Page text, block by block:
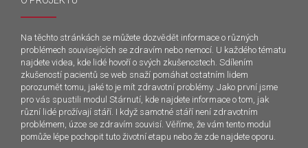
Na těchto stránkách se můžete dozvědět informace o různých
problémech souvisejících se zdravím nebo nemocí. U každého tématu
najdete videa, kde lidé hovoří o svých zkušenostech. Sdílením
zkušeností pacientů se web snaží pomáhat ostatním lidem
porozumět tomu, jaké to je mít zdravotní problémy. Jako první jsme
pro vás spustili modul Stárnutí, kde najdete informace o tom, jak
různí lidé prožívají stáří. I když samotné stáří není zdravotním
problémem, úzce se zdravím souvisí. Věříme, že vám tento modul
pomůže lépe pochopit tuto životní etapu nebo že zde najdete oporu.